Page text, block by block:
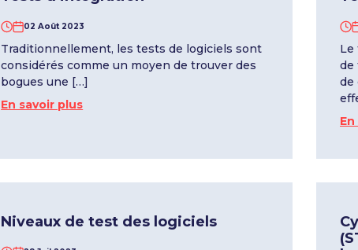
02 Août 2023
Traditionnellement, les tests de logiciels sont
considérés comme un moyen de trouver des
bogues une […]
En savoir plus
Le
de
de
Niveaux de test des logiciels